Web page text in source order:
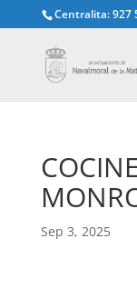
Centralita: 927
Sep 3, 2025